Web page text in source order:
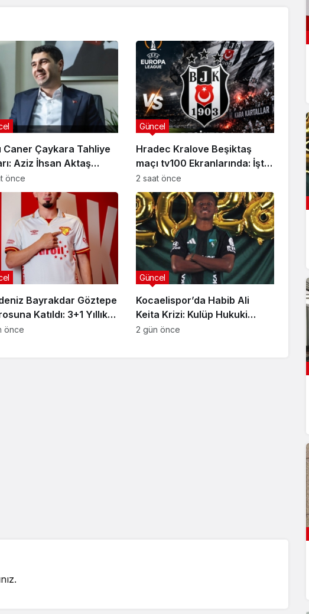
Caner Çaykara Tahliye
Aziz İhsan Aktaş
Yeni Gelişme
önce
Hradec Kralove Beşiktaş
maçı tv100 Ekranlarında: İşte
Karşılaşmanın Detayları
Güncel
2 saat önce
Bayrakdar Göztepe
Katıldı: 3+1 Yıllık
önce
Kocaelispor’da Habib Ali
Keita Krizi: Kulüp Hukuki
Süreç Başlatıyor
Güncel
2 gün önce
.